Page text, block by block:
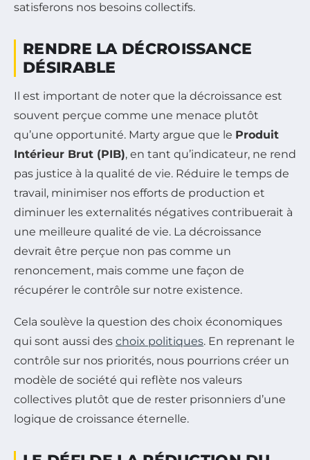
satisferons nos besoins collectifs.
RENDRE LA DÉCROISSANCE
DÉSIRABLE
Il est important de noter que la décroissance est
souvent perçue comme une menace plutôt
qu’une opportunité. Marty argue que le Produit
Intérieur Brut (PIB), en tant qu’indicateur, ne rend
pas justice à la qualité de vie. Réduire le temps de
travail, minimiser nos efforts de production et
diminuer les externalités négatives contribuerait à
une meilleure qualité de vie. La décroissance
devrait être perçue non pas comme un
renoncement, mais comme une façon de
récupérer le contrôle sur notre existence.
Cela soulève la question des choix économiques
qui sont aussi des choix politiques. En reprenant le
contrôle sur nos priorités, nous pourrions créer un
modèle de société qui reflète nos valeurs
collectives plutôt que de rester prisonniers d’une
logique de croissance éternelle.